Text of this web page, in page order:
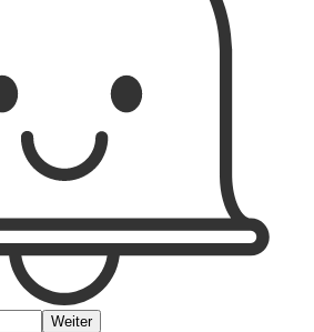
Weiter